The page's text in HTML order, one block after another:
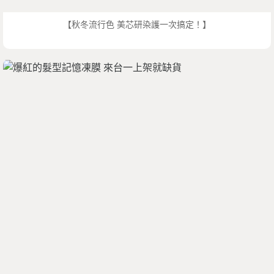
【秋冬流行色 美芯研染護一次搞定！】